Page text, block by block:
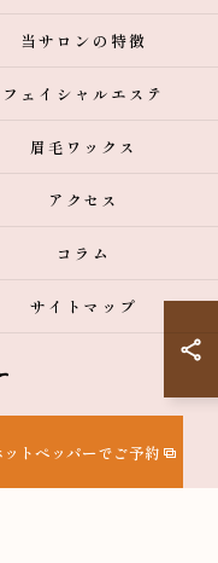
ットペッパーでご予約
当サロンの特徴
フェイシャルエステ
眉毛ワックス
アクセス
コラム
サイトマップ
毛サロン】Amber表参道 ALL